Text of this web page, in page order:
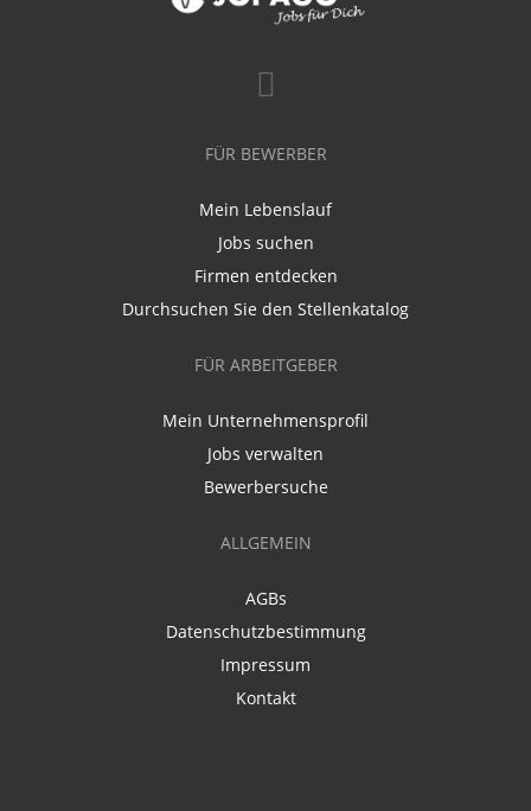
FÜR BEWERBER
Mein Lebenslauf
Jobs suchen
Firmen entdecken
Durchsuchen Sie den Stellenkatalog
FÜR ARBEITGEBER
Mein Unternehmensprofil
Jobs verwalten
Bewerbersuche
ALLGEMEIN
AGBs
Datenschutzbestimmung
Impressum
Kontakt